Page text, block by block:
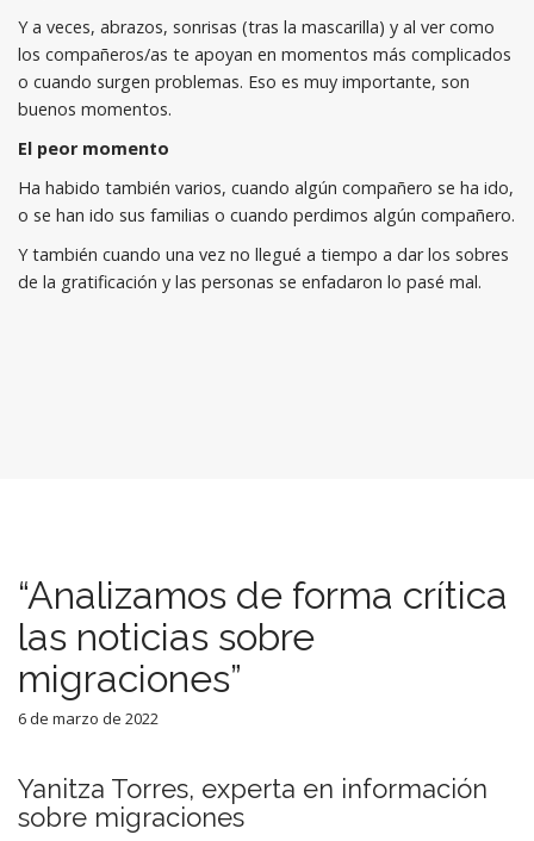
Y a veces, abrazos, sonrisas (tras la mascarilla) y al ver como
los compañeros/as te apoyan en momentos más complicados
o cuando surgen problemas. Eso es muy importante, son
buenos momentos.
El peor momento
Ha habido también varios, cuando algún compañero se ha ido,
o se han ido sus familias o cuando perdimos algún compañero.
Y también cuando una vez no llegué a tiempo a dar los sobres
de la gratificación y las personas se enfadaron lo pasé mal.
“Analizamos de forma crítica
las noticias sobre
migraciones”
6 de marzo de 2022
Yanitza Torres, experta en información
sobre migraciones